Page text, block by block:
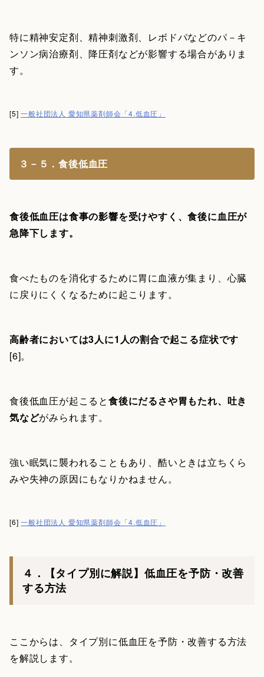
特に精神安定剤、精神刺激剤、レボドパなどのパ－キ
ンソン病治療剤、降圧剤などが影響する場合がありま
す。
[5]一般社団法人 愛知県薬剤師会「4.低血圧」
３－５．食後低血圧
食後低血圧は食事の影響を受けやすく、食後に血圧が
急降下します。
食べたものを消化するために胃に血液が集まり、心臓
に戻りにくくなるために起こります。
高齢者においては3人に1人の割合で起こる症状です
[6]。
食後低血圧が起こると食後にだるさや胃もたれ、吐き
気などがみられます。
強い眠気に襲われることもあり、酷いときは立ちくら
みや失神の原因にもなりかねません。
[6]一般社団法人 愛知県薬剤師会「4.低血圧」
４．【タイプ別に解説】低血圧を予防・改善
する方法
ここからは、タイプ別に低血圧を予防・改善する方法
を解説します。